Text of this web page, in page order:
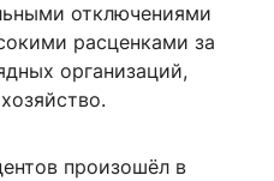
отключениями
расценками за
организаций,
произошёл в